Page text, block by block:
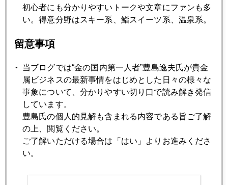
2017年07月31日
2017年07月28日
過度のコンプラはイノベーションの芽を摘む
2017年07月27日
仏英、相次いでガソリン車、ディーゼル車全面禁止へ動く
2017年07月26日
初心者にも分かりやすいトークや文章にファンも多
い。得意分野はスキー系、鮨スイーツ系、温泉系。
留意事項
当ブログでは“金の国内第一人者”豊島逸夫氏が貴金
属ビジネスの最新事情をはじめとした日々の様々な
事象について、分かりやすい切り口で読み解き発信
しています。
豊島氏の個人的見解も含まれる内容である旨ご了解
の上、閲覧ください。
ご了解いただける場合は「はい」よりお進みくださ
い。